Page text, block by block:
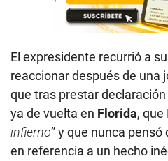
El expresidente recurrió a
reaccionar después de una
que tras prestar declaración
ya de vuelta en Florida, que
infierno” y que nunca pensó
en referencia a un hecho